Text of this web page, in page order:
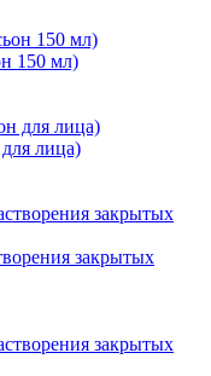
150 мл)
лица)
закрытых